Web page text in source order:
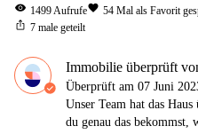
visibility 1499Aufrufefavorite 54 Mal als Favorit
ios_share 7 male geteilt
Immobilie überprüft
Überprüft am 07 Juni
Unser Team hat das
du genau das bekommst,